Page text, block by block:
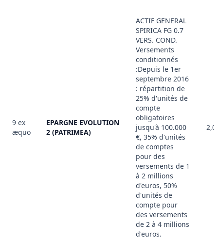
9 ex
æquo
EPARGNE EVOLUTION
2 (PATRIMEA)
ACTIF GENERAL
SPIRICA FG 0.7
VERS. COND.
Versements
conditionnés
:Depuis le 1er
septembre 2016
: répartition de
25% d'unités de
compte
obligatoires
jusqu'à 100.000
€, 35% d'unités
de comptes
pour des
versements de 1
à 2 millions
d'euros, 50%
d'unités de
compte pour
des versements
de 2 à 4 millions
d'euros.